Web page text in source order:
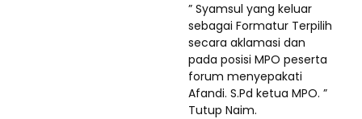
” Syamsul yang keluar
sebagai Formatur Terpilih
secara aklamasi dan
pada posisi MPO peserta
forum menyepakati
Afandi. S.Pd ketua MPO. ”
Tutup Naim.